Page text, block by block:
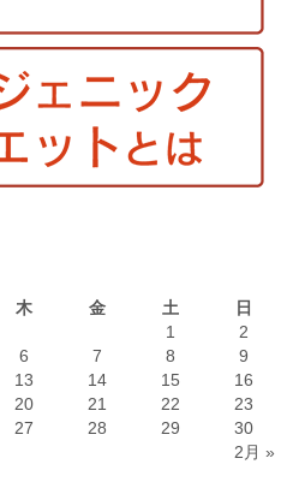
木 金 土
日
1
2
6 7 8
9
13 14 15
16
20 21 22
23
27 28 29
30
2月 »